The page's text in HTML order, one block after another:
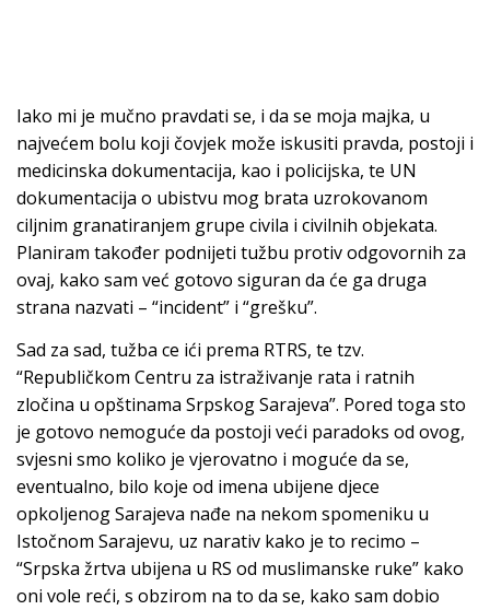
Iako mi je mučno pravdati se, i da se moja majka, u
najvećem bolu koji čovjek može iskusiti pravda, postoji i
medicinska dokumentacija, kao i policijska, te UN
dokumentacija o ubistvu mog brata uzrokovanom
ciljnim granatiranjem grupe civila i civilnih objekata.
Planiram također podnijeti tužbu protiv odgovornih za
ovaj, kako sam već gotovo siguran da će ga druga
strana nazvati – “incident” i “grešku”.
Sad za sad, tužba ce ići prema RTRS, te tzv.
“Republičkom Centru za istraživanje rata i ratnih
zločina u opštinama Srpskog Sarajeva”. Pored toga sto
je gotovo nemoguće da postoji veći paradoks od ovog,
svjesni smo koliko je vjerovatno i moguće da se,
eventualno, bilo koje od imena ubijene djece
opkoljenog Sarajeva nađe na nekom spomeniku u
Istočnom Sarajevu, uz narativ kako je to recimo –
“Srpska žrtva ubijena u RS od muslimanske ruke” kako
oni vole reći, s obzirom na to da se, kako sam dobio